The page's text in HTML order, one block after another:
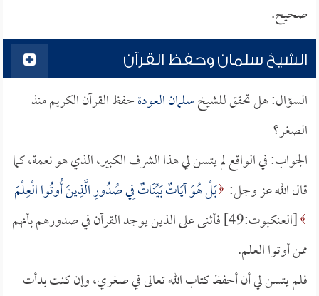
صحيح.
الشيخ سلمان وحفظ القرآن
السؤال: هل تحقق للشيخسلمان العودةحفظ القرآن الكريم منذ
الصغر؟
الجواب: في الواقع لم يتسن لي هذا الشرف الكبير، الذي هو نعمة، كما
قال الله عز وجل: بَلْ هُوَ آيَاتٌ بَيِّنَاتٌ فِي صُدُورِ الَّذِينَ أُوتُوا الْعِلْمَ
[العنكبوت:49] فأثنى على الذين يوجد القرآن في صدورهم بأنهم
ممن أوتوا العلم.
فلم يتسن لي أن أحفظ كتاب الله تعالى في صغري، وإن كنت بدأت